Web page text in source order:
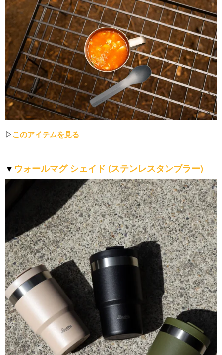
▷このアイテムを見る
▼ ウォールマグ シェイド (ステンレスタンブラー)